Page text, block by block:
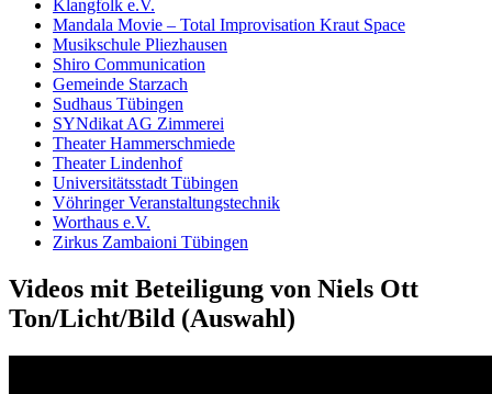
Klang­folk e.V.
Mandala Movie – Total Improvisation Kraut Space
Musik­schule Pliez­hausen
Shiro Commu­nication
Gemein­de Star­zach
Sud­haus Tü­bingen
SYN­dikat AG Zim­merei
The­ater Hammer­schmie­de
The­ater Lin­den­hof
Uni­versi­täts­stadt Tü­bingen
Vöh­ringer Ver­anstal­tungs­technik
Wort­haus e.V.
Zirkus Zam­baioni Tü­bingen
Videos mit Beteiligung von Niels Ott
Ton/Licht/Bild (Auswahl)